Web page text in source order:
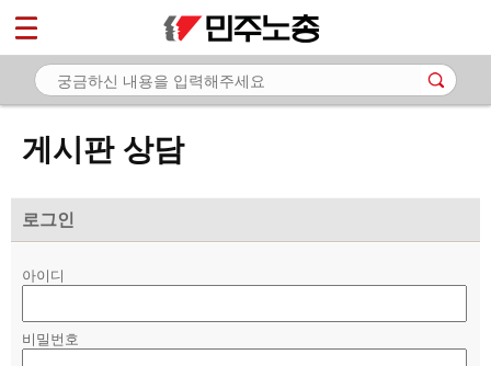
게시판 상담
로그인
아이디
비밀번호
마이페이지
소개
노동상담
- 게시판 상담
- 바로보기
- 찾아보기